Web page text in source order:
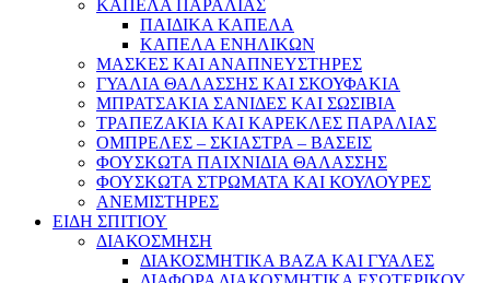
ΚΑΠΕΛΑ ΠΑΡΑΛΙΑΣ
ΠΑΙΔΙΚΑ ΚΑΠΕΛΑ
ΚΑΠΕΛΑ ΕΝΗΛΙΚΩΝ
ΜΑΣΚΕΣ ΚΑΙ ΑΝΑΠΝΕΥΣΤΗΡΕΣ
ΓΥΑΛΙΑ ΘΑΛΑΣΣΗΣ ΚΑΙ ΣΚΟΥΦΑΚΙΑ
ΜΠΡΑΤΣΑΚΙΑ ΣΑΝΙΔΕΣ ΚΑΙ ΣΩΣΙΒΙΑ
ΤΡΑΠΕΖΑΚΙΑ ΚΑΙ ΚΑΡΕΚΛΕΣ ΠΑΡΑΛΙΑΣ
ΟΜΠΡΕΛΕΣ – ΣΚΙΑΣΤΡΑ – ΒΑΣΕΙΣ
ΦΟΥΣΚΩΤΑ ΠΑΙΧΝΙΔΙΑ ΘΑΛΑΣΣΗΣ
ΦΟΥΣΚΩΤΑ ΣΤΡΩΜΑΤΑ ΚΑΙ ΚΟΥΛΟΥΡΕΣ
ΑΝΕΜΙΣΤΗΡΕΣ
ΕΙΔΗ ΣΠΙΤΙΟΥ
ΔΙΑΚΟΣΜΗΣΗ
ΔΙΑΚΟΣΜΗΤΙΚΑ ΒΑΖΑ ΚΑΙ ΓΥΑΛΕΣ